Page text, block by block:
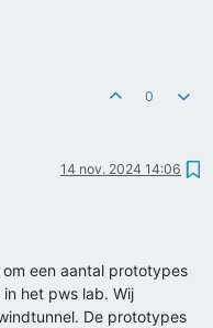
0
14 nov. 2024 14:06
een aantal prototypes
het pws lab. Wij
De prototypes